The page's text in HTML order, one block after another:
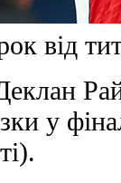
від
у